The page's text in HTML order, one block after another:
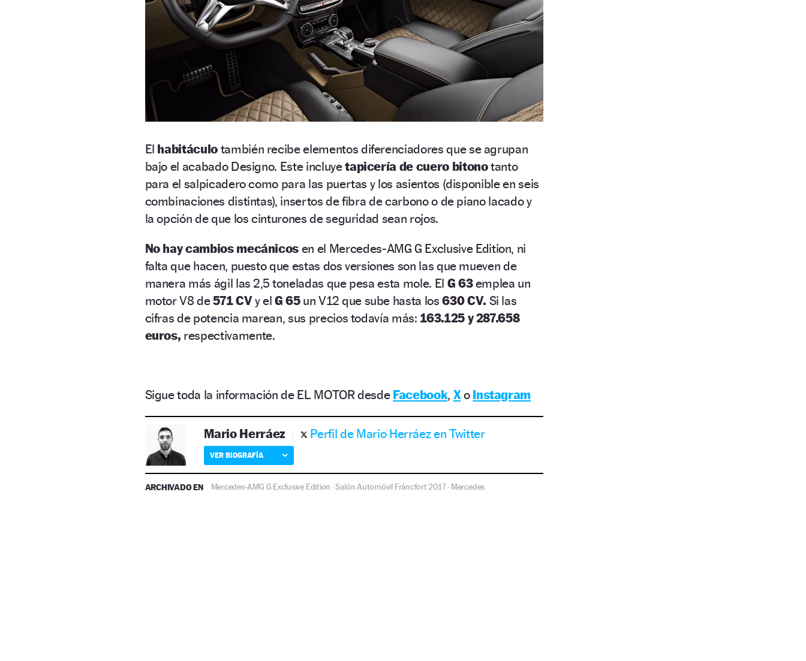
El habitáculotambién recibe elementos diferenciadores que se agrupan
bajo el acabado Designo. Este incluyetapicería de cuero bitonotanto
para el salpicadero como para las puertas y los asientos (disponible en seis
combinaciones distintas), insertos de fibra de carbono o de piano lacado y
la opción de que los cinturones de seguridad sean rojos.
No hay cambios mecánicos en el Mercedes-AMG G Exclusive Edition, ni
falta que hacen, puesto que estas dos versiones son las que mueven de
manera más ágil las 2,5 toneladas que pesa esta mole. El G 63emplea un
motor V8 de571 CVy elG 65un V12 que sube hasta los630 CV. Si las
cifras de potencia marean, sus precios todavía más: 163.125 y 287.658
euros, respectivamente.
Sigue toda la información de EL MOTOR desde Facebook, Xo Instagram
Mario Herráez Perfil de Mario Herráez en Twitter
VER BIOGRAFÍA
ARCHIVADO EN Mercedes-AMG G Exclusive Edition ·Salón Automóvil Fráncfort 2017· Mercedes